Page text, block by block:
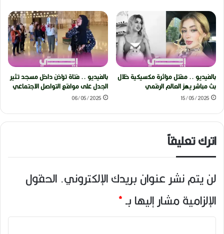
بالفيديو .. مقتل مؤثرة مكسيكية خلال
بث مباشر يهز العالم الرقمي
15/05/2025
بالفيديو .. فتاة تؤذن داخل مسجد تثير
الجدل على مواقع التواصل الاجتماعي
06/05/2025
اترك تعليقاً
لن يتم نشر عنوان بريدك الإلكتروني. الحقول
الإلزامية مشار إليها بـ*
ا